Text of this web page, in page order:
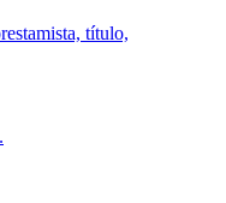
título,